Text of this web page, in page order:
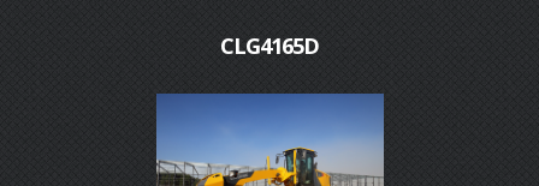
CLG4165D